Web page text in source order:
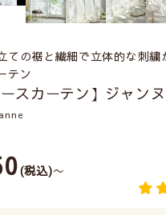
ての裾と繊細で立体的な刺繍
テン
ースカーテン】ジャンヌ
税込 〜